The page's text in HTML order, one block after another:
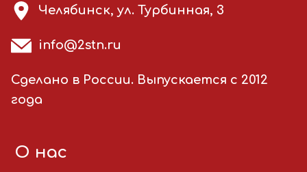
Челябинск, ул. Турбинная, 3
info@2stn.ru
Сделано в России. Выпускается с 2012
года
О нас